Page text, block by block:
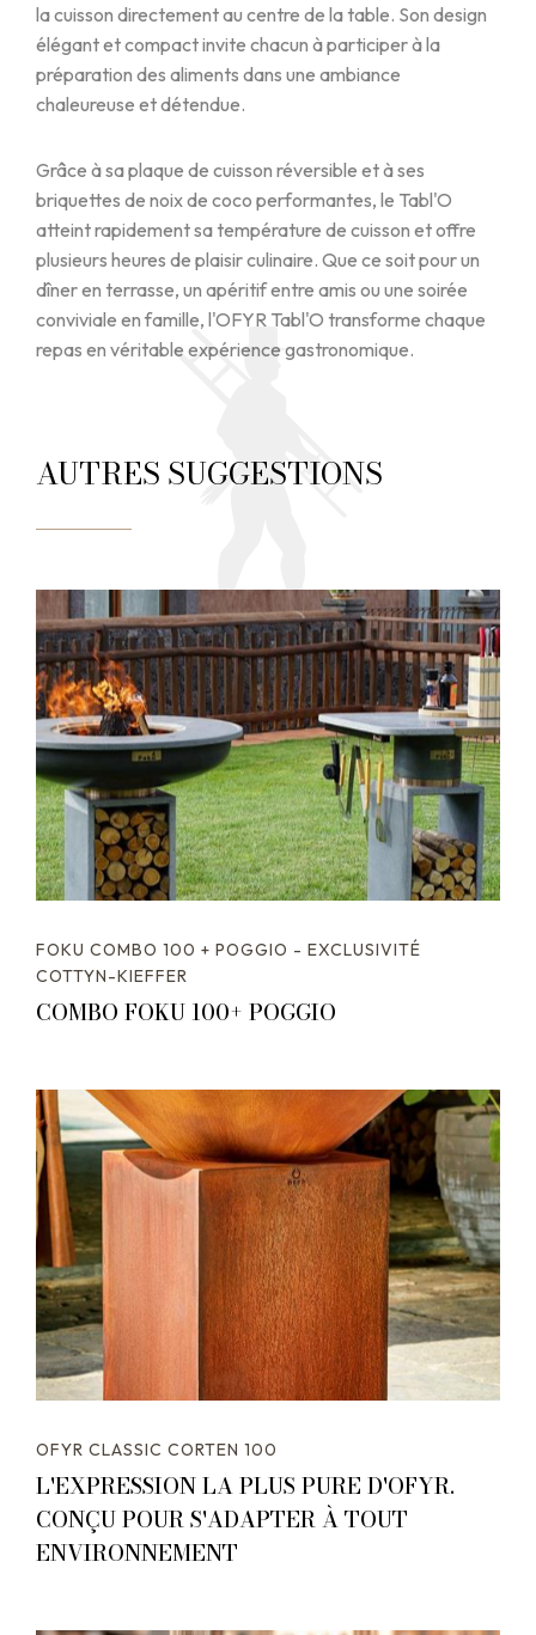
la cuisson directement au centre de la table. Son design
élégant et compact invite chacun à participer à la
préparation des aliments dans une ambiance
chaleureuse et détendue.
Grâce à sa plaque de cuisson réversible et à ses
briquettes de noix de coco performantes, le Tabl'O
atteint rapidement sa température de cuisson et offre
plusieurs heures de plaisir culinaire. Que ce soit pour un
dîner en terrasse, un apéritif entre amis ou une soirée
conviviale en famille, l'OFYR Tabl'O transforme chaque
repas en véritable expérience gastronomique.
AUTRES SUGGESTIONS
FOKU COMBO 100 + POGGIO - EXCLUSIVITÉ
COTTYN-KIEFFER
COMBO FOKU 100+ POGGIO
OFYR CLASSIC CORTEN 100
L'EXPRESSION LA PLUS PURE D'OFYR.
CONÇU POUR S'ADAPTER À TOUT
ENVIRONNEMENT